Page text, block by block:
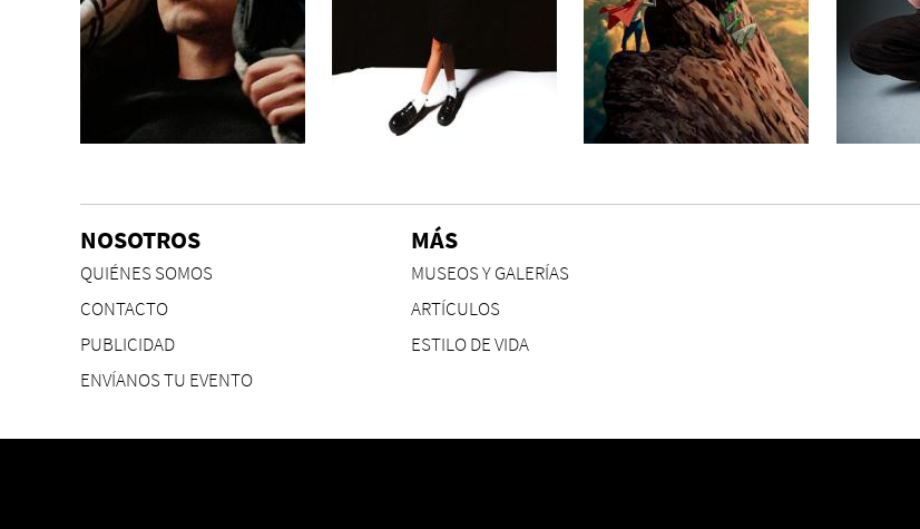
NOSOTROS
QUIÉNES SOMOS
CONTACTO
PUBLICIDAD
ENVÍANOS TU EVENTO
MÁS
MUSEOS Y GALERÍAS
ARTÍCULOS
ESTILO DE VIDA